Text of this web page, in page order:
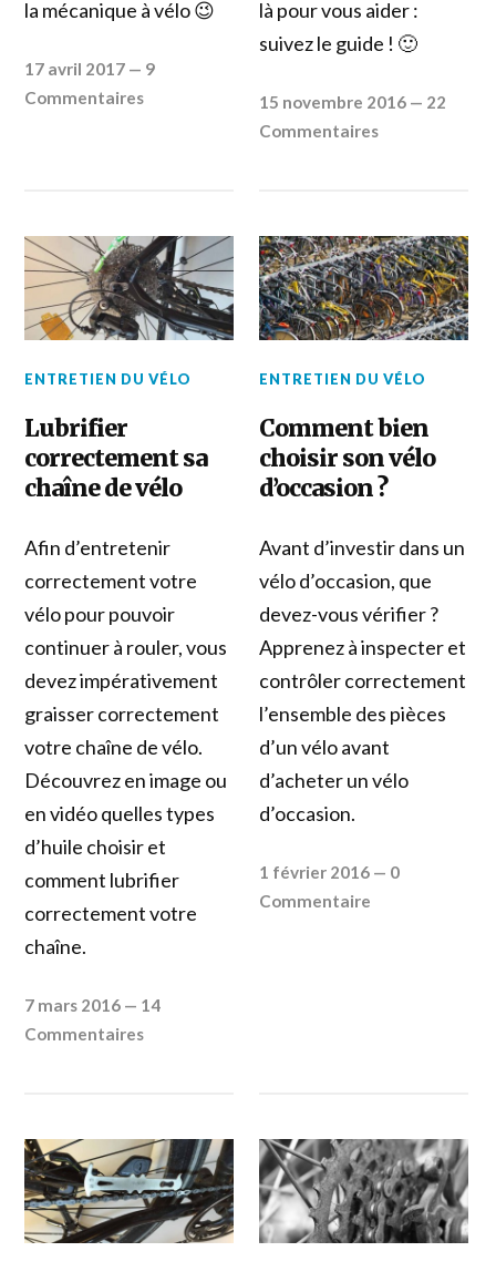
la mécanique à vélo 😉
17 avril 2017 — 9
Commentaires
là pour vous aider :
suivez le guide ! 🙂
15 novembre 2016 — 22
Commentaires
ENTRETIEN DU VÉLO
Lubrifier
correctement sa
chaîne de vélo
Afin d’entretenir
correctement votre
vélo pour pouvoir
continuer à rouler, vous
devez impérativement
graisser correctement
votre chaîne de vélo.
Découvrez en image ou
en vidéo quelles types
d’huile choisir et
comment lubrifier
correctement votre
chaîne.
7 mars 2016 — 14
Commentaires
ENTRETIEN DU VÉLO
Comment bien
choisir son vélo
d’occasion ?
Avant d’investir dans un
vélo d’occasion, que
devez-vous vérifier ?
Apprenez à inspecter et
contrôler correctement
l’ensemble des pièces
d’un vélo avant
d’acheter un vélo
d’occasion.
1 février 2016 — 0
Commentaire